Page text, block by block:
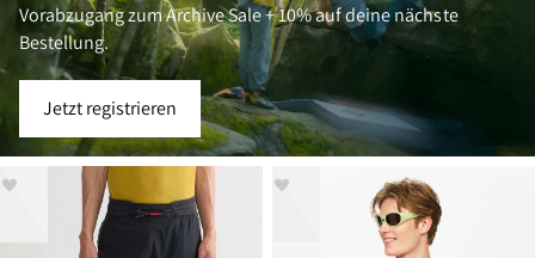
Vorabzugang zum Archive Sale + 10% auf deine nächste
Bestellung.
Jetzt registrieren